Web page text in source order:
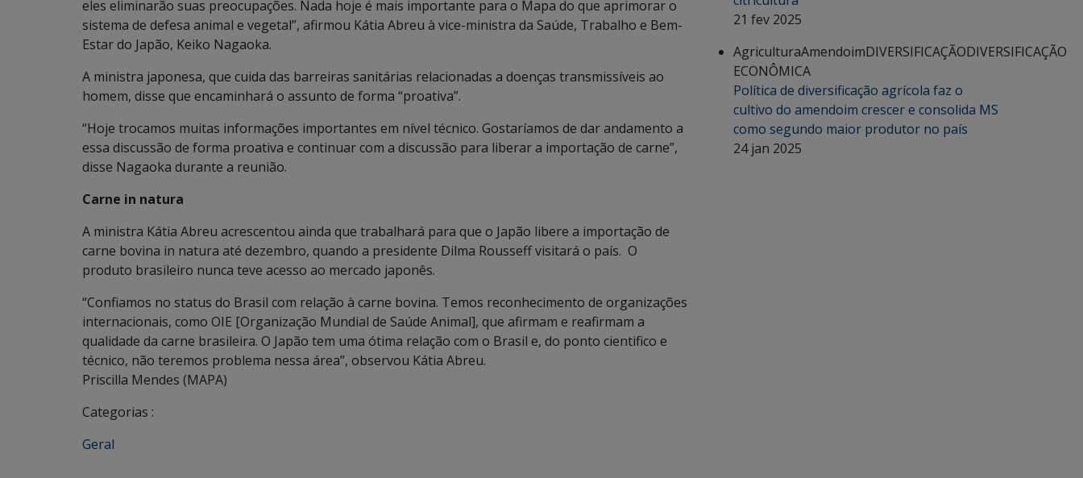
eles eliminarão suas preocupações. Nada hoje é mais importante para o Mapa do que aprimorar o
sistema de defesa animal e vegetal”, afirmou Kátia Abreu à vice-ministra da Saúde, Trabalho e Bem-
Estar do Japão, Keiko Nagaoka.
A ministra japonesa, que cuida das barreiras sanitárias relacionadas a doenças transmissíveis ao
homem, disse que encaminhará o assunto de forma “proativa”.
“Hoje trocamos muitas informações importantes em nível técnico. Gostaríamos de dar andamento a
essa discussão de forma proativa e continuar com a discussão para liberar a importação de carne”,
disse Nagaoka durante a reunião.
Carne in natura
A ministra Kátia Abreu acrescentou ainda que trabalhará para que o Japão libere a importação de
carne bovina in natura até dezembro, quando a presidente Dilma Rousseff visitará o país. O
produto brasileiro nunca teve acesso ao mercado japonês.
“Confiamos no status do Brasil com relação à carne bovina. Temos reconhecimento de organizações
internacionais, como OIE [Organização Mundial de Saúde Animal], que afirmam e reafirmam a
qualidade da carne brasileira. O Japão tem uma ótima relação com o Brasil e, do ponto cientifico e
técnico, não teremos problema nessa área”, observou Kátia Abreu.
Priscilla Mendes (MAPA)
Categorias :
Geral
21 fev 2025
AgriculturaAmendoimDIVERSIFICAÇÃODIVERSIFICAÇÃO
ECONÔMICA
Política de diversificação agrícola faz o
cultivo do amendoim crescer e consolida MS
como segundo maior produtor no país
24 jan 2025